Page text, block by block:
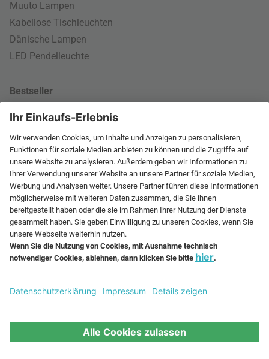
Muuto Lampen
Kabellose Tischleuchten
Dänische Lampen
LED Pendelleuchte
Bestseller
Montana Panton Wire
Stoff Nagel Kerzenhalter
Nova Treteimer
Flowerpot Akku Tischleuchte
Joseph Joseph Wäschekorb
Connox Geburtstag
Kontaktformular